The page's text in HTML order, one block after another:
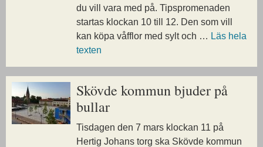
du vill vara med på. Tipspromenaden
startas klockan 10 till 12. Den som vill
kan köpa våfflor med sylt och … Läs hela
texten
Skövde kommun bjuder på
bullar
Tisdagen den 7 mars klockan 11 på
Hertig Johans torg ska Skövde kommun